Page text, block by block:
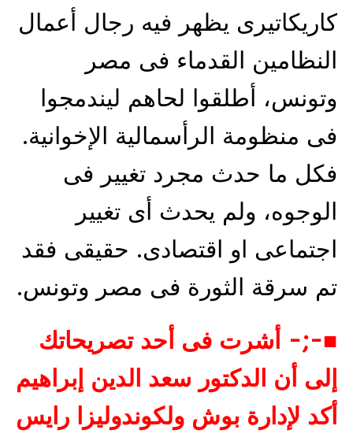
كاريكاتيرى يظهر فيه رجال أعمال
النظامين القدماء فى مصر
وتونس، أطلقوا لحاهم ليندمجوا
فى منظومة الرأسمالية الإخوانية.
فكل ما حدث مجرد تغيير فى
الوجوه، ولم يحدث أى تغيير
اجتماعى او اقتصادى. حقيقى فقد
تم سرقة الثورة فى مصر وتونس.
■-;- أشرت فى أحد تصريحاتك
إلى أن الدكتور سعد الدين إبراهيم
أكد لإدارة بوش ولكوندوليزا رايس